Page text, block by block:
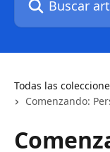
Todas las
Comenzando: